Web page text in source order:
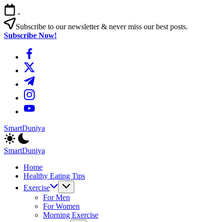
এড়িয়ে
লেখায়
যান
-
Subscribe to our newsletter & never miss our best posts.
Subscribe Now!
https://www.facebook.com/
https://twitter.com/
https://t.me/
https://www.instagram.com/
https://youtube.com/
SmartDuniya
Be
Smart
&
Happy
Life
with
health
SmartDuniya
Smart
Happy
Home
Healthy Eating Tips
Exercise
For Men
For Women
Morning Exercise